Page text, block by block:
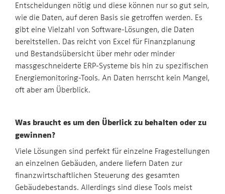
Entscheidungen nötig und diese können nur so gut sein,
wie die Daten, auf deren Basis sie getroffen werden. Es
gibt eine Vielzahl von Software-Lösungen, die Daten
bereitstellen. Das reicht von Excel für Finanzplanung
und Bestandsübersicht über mehr oder minder
massgeschneiderte ERP-Systeme bis hin zu spezifischen
Energiemonitoring-Tools. An Daten herrscht kein Mangel,
oft aber am Überblick.
Was braucht es um den Überlick zu behalten oder zu
gewinnen?
Viele Lösungen sind perfekt für einzelne Fragestellungen
an einzelnen Gebäuden, andere liefern Daten zur
finanzwirtschaftlichen Steuerung des gesamten
Gebäudebestands. Allerdings sind diese Tools meist